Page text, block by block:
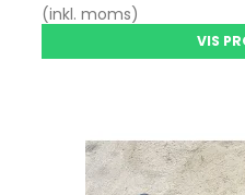
(inkl. moms)
VIS